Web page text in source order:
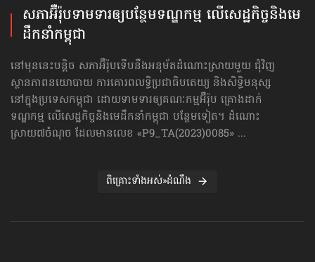
សភាអ៊ឺរ៉ុបទាមទារ​ឲ្យបន្ថែម​ទណ្ឌកម្ម លើសេដ្ឋកិច្ច​និងមេ
ដឹកនាំកម្ពុជា
នៅមុននេះបន្តិច សភាអ៊ឺរ៉ុបទើបនឹងអនុម័តដំណោះស្រាយមួយ ជុំវិញ
ស្ថានភាពនយោបាយ ការគោរព​លទ្ធិ​ប្រជាធិបតេយ្យ និងសិទ្ធិមនុស្ស
នៅក្នុងប្រទេសកម្ពុជា ដោយទាមទារឲ្យគណៈកម្មអ៊ឺរ៉ុប គ្រោងដាក់​
ទណ្ឌកម្ម លើសេដ្ឋកិច្ច​និងមេដឹកនាំកម្ពុជា បន្ថែមទៀត។ ដំណោះ
ស្រាយ៧ចំណុច ដែលមានលេខ «P9_TA(2023)0085» ...
ពិគ្រោះទាំងអស់»ដំណឹង